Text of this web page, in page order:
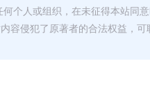
个人或组织，在未征得本站同
容侵犯了原著者的合法权益，可